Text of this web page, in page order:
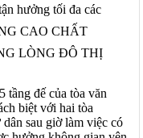
hưởng tối đa các
CAO CHẤT
LÒNG ĐÔ THỊ
tầng đế của tòa văn
biệt với hai tòa
sau giờ làm việc có